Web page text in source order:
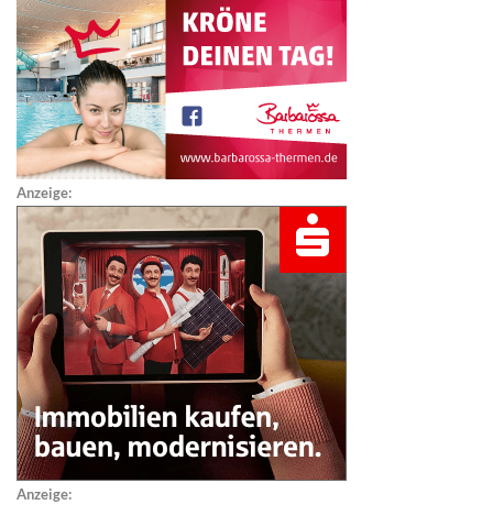
Anzeige:
Anzeige: